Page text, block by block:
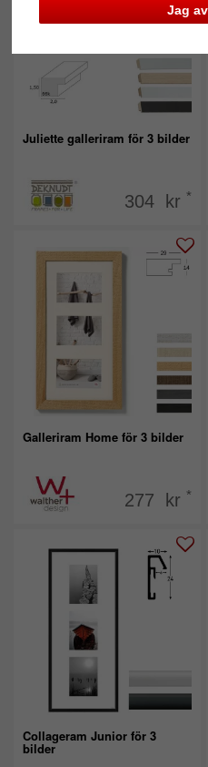
Jag
Juliette galleriram för 3 bilder
304 kr *
Galleriram Home för 3 bilder
277 kr *
Collageram Junior för 3
bilder